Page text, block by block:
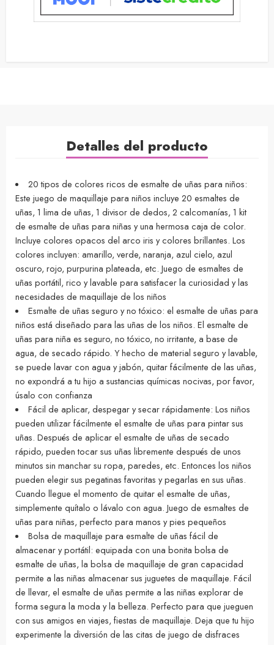
Detalles del producto
20 tipos de colores ricos de esmalte de uñas para niños:
Este juego de maquillaje para niños incluye 20 esmaltes de
uñas, 1 lima de uñas, 1 divisor de dedos, 2 calcomanías, 1 kit
de esmalte de uñas para niñas y una hermosa caja de color.
Incluye colores opacos del arco iris y colores brillantes. Los
colores incluyen: amarillo, verde, naranja, azul cielo, azul
oscuro, rojo, purpurina plateada, etc. Juego de esmaltes de
uñas portátil, rico y lavable para satisfacer la curiosidad y las
necesidades de maquillaje de los niños
Esmalte de uñas seguro y no tóxico: el esmalte de uñas para
niños está diseñado para las uñas de los niños. El esmalte de
uñas para niña es seguro, no tóxico, no irritante, a base de
agua, de secado rápido. Y hecho de material seguro y lavable,
se puede lavar con agua y jabón, quitar fácilmente de las uñas,
no expondrá a tu hijo a sustancias químicas nocivas, por favor,
úsalo con confianza
Fácil de aplicar, despegar y secar rápidamente: Los niños
pueden utilizar fácilmente el esmalte de uñas para pintar sus
uñas. Después de aplicar el esmalte de uñas de secado
rápido, pueden tocar sus uñas libremente después de unos
minutos sin manchar su ropa, paredes, etc. Entonces los niños
pueden elegir sus pegatinas favoritas y pegarlas en sus uñas.
Cuando llegue el momento de quitar el esmalte de uñas,
simplemente quítalo o lávalo con agua. Juego de esmaltes de
uñas para niñas, perfecto para manos y pies pequeños
Bolsa de maquillaje para esmalte de uñas fácil de
almacenar y portátil: equipada con una bonita bolsa de
esmalte de uñas, la bolsa de maquillaje de gran capacidad
permite a las niñas almacenar sus juguetes de maquillaje. Fácil
de llevar, el esmalte de uñas permite a las niñas explorar de
forma segura la moda y la belleza. Perfecto para que jueguen
con sus amigos en viajes, fiestas de maquillaje. Deja que tu hijo
experimente la diversión de las citas de juego de disfraces